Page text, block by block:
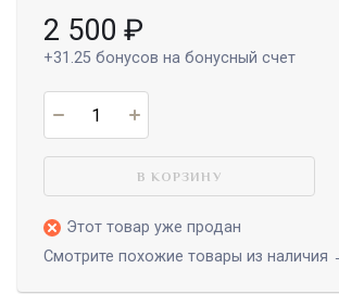
2 500 ₽
+31.25 бонусов на бонусный счет
В КОРЗИНУ
Этот товар уже продан
Смотрите похожие товары из наличия